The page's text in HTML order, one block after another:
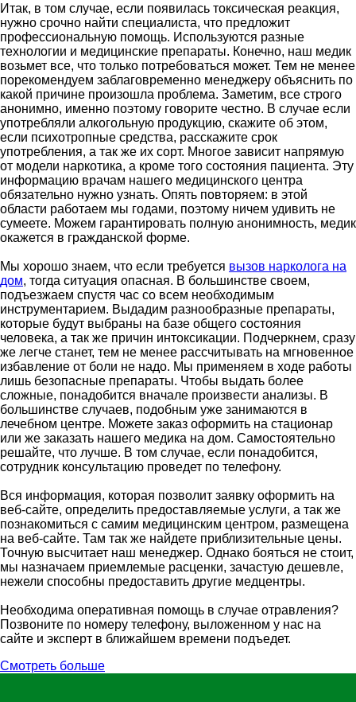
Итак, в том случае, если появилась токсическая реакция,
нужно срочно найти специалиста, что предложит
профессиональную помощь. Используются разные
технологии и медицинские препараты. Конечно, наш медик
возьмет все, что только потребоваться может. Тем не менее
порекомендуем заблаговременно менеджеру объяснить по
какой причине произошла проблема. Заметим, все строго
анонимно, именно поэтому говорите честно. В случае если
употребляли алкогольную продукцию, скажите об этом,
если психотропные средства, расскажите срок
употребления, а так же их сорт. Многое зависит напрямую
от модели наркотика, а кроме того состояния пациента. Эту
информацию врачам нашего медицинского центра
обязательно нужно узнать. Опять повторяем: в этой
области работаем мы годами, поэтому ничем удивить не
сумеете. Можем гарантировать полную анонимность, медик
окажется в гражданской форме.
Мы хорошо знаем, что если требуется вызов нарколога на
дом, тогда ситуация опасная. В большинстве своем,
подъезжаем спустя час со всем необходимым
инструментарием. Выдадим разнообразные препараты,
которые будут выбраны на базе общего состояния
человека, а так же причин интоксикации. Подчеркнем, сразу
же легче станет, тем не менее рассчитывать на мгновенное
избавление от боли не надо. Мы применяем в ходе работы
лишь безопасные препараты. Чтобы выдать более
сложные, понадобится вначале произвести анализы. В
большинстве случаев, подобным уже занимаются в
лечебном центре. Можете заказ оформить на стационар
или же заказать нашего медика на дом. Самостоятельно
решайте, что лучше. В том случае, если понадобится,
сотрудник консультацию проведет по телефону.
Вся информация, которая позволит заявку оформить на
веб-сайте, определить предоставляемые услуги, а так же
познакомиться с самим медицинским центром, размещена
на веб-сайте. Там так же найдете приблизительные цены.
Точную высчитает наш менеджер. Однако бояться не стоит,
мы назначаем приемлемые расценки, зачастую дешевле,
нежели способны предоставить другие медцентры.
Необходима оперативная помощь в случае отравления?
Позвоните по номеру телефону, выложенном у нас на
сайте и эксперт в ближайшем времени подъедет.
Смотреть больше